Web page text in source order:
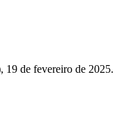
19 de fevereiro de 2025.